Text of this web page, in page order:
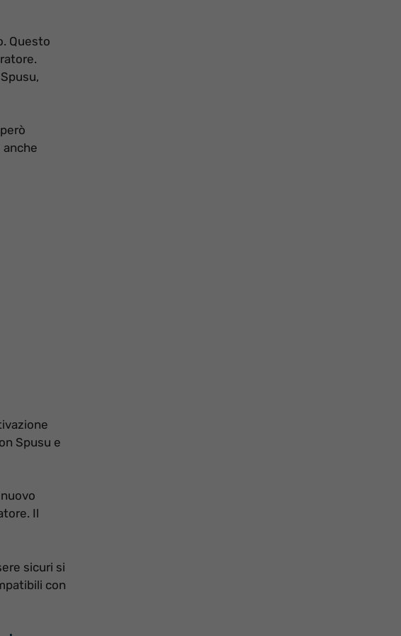
Questo
Spusu e
Il
sicuri si
con